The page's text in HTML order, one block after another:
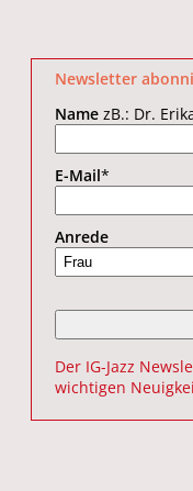
Newsletter
NamezB.: Dr.
E-Mail*
Anrede
Der IG-Jazz
wichtigen